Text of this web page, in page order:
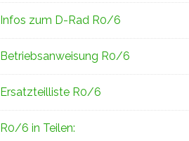
Infos zum D-Rad R0/6
Betriebsanweisung R0/6
Ersatzteilliste R0/6
R0/6 in Teilen: